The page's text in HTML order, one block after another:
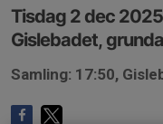
Tisdag 2 dec
Gislebadet,
Samling: 17:50,